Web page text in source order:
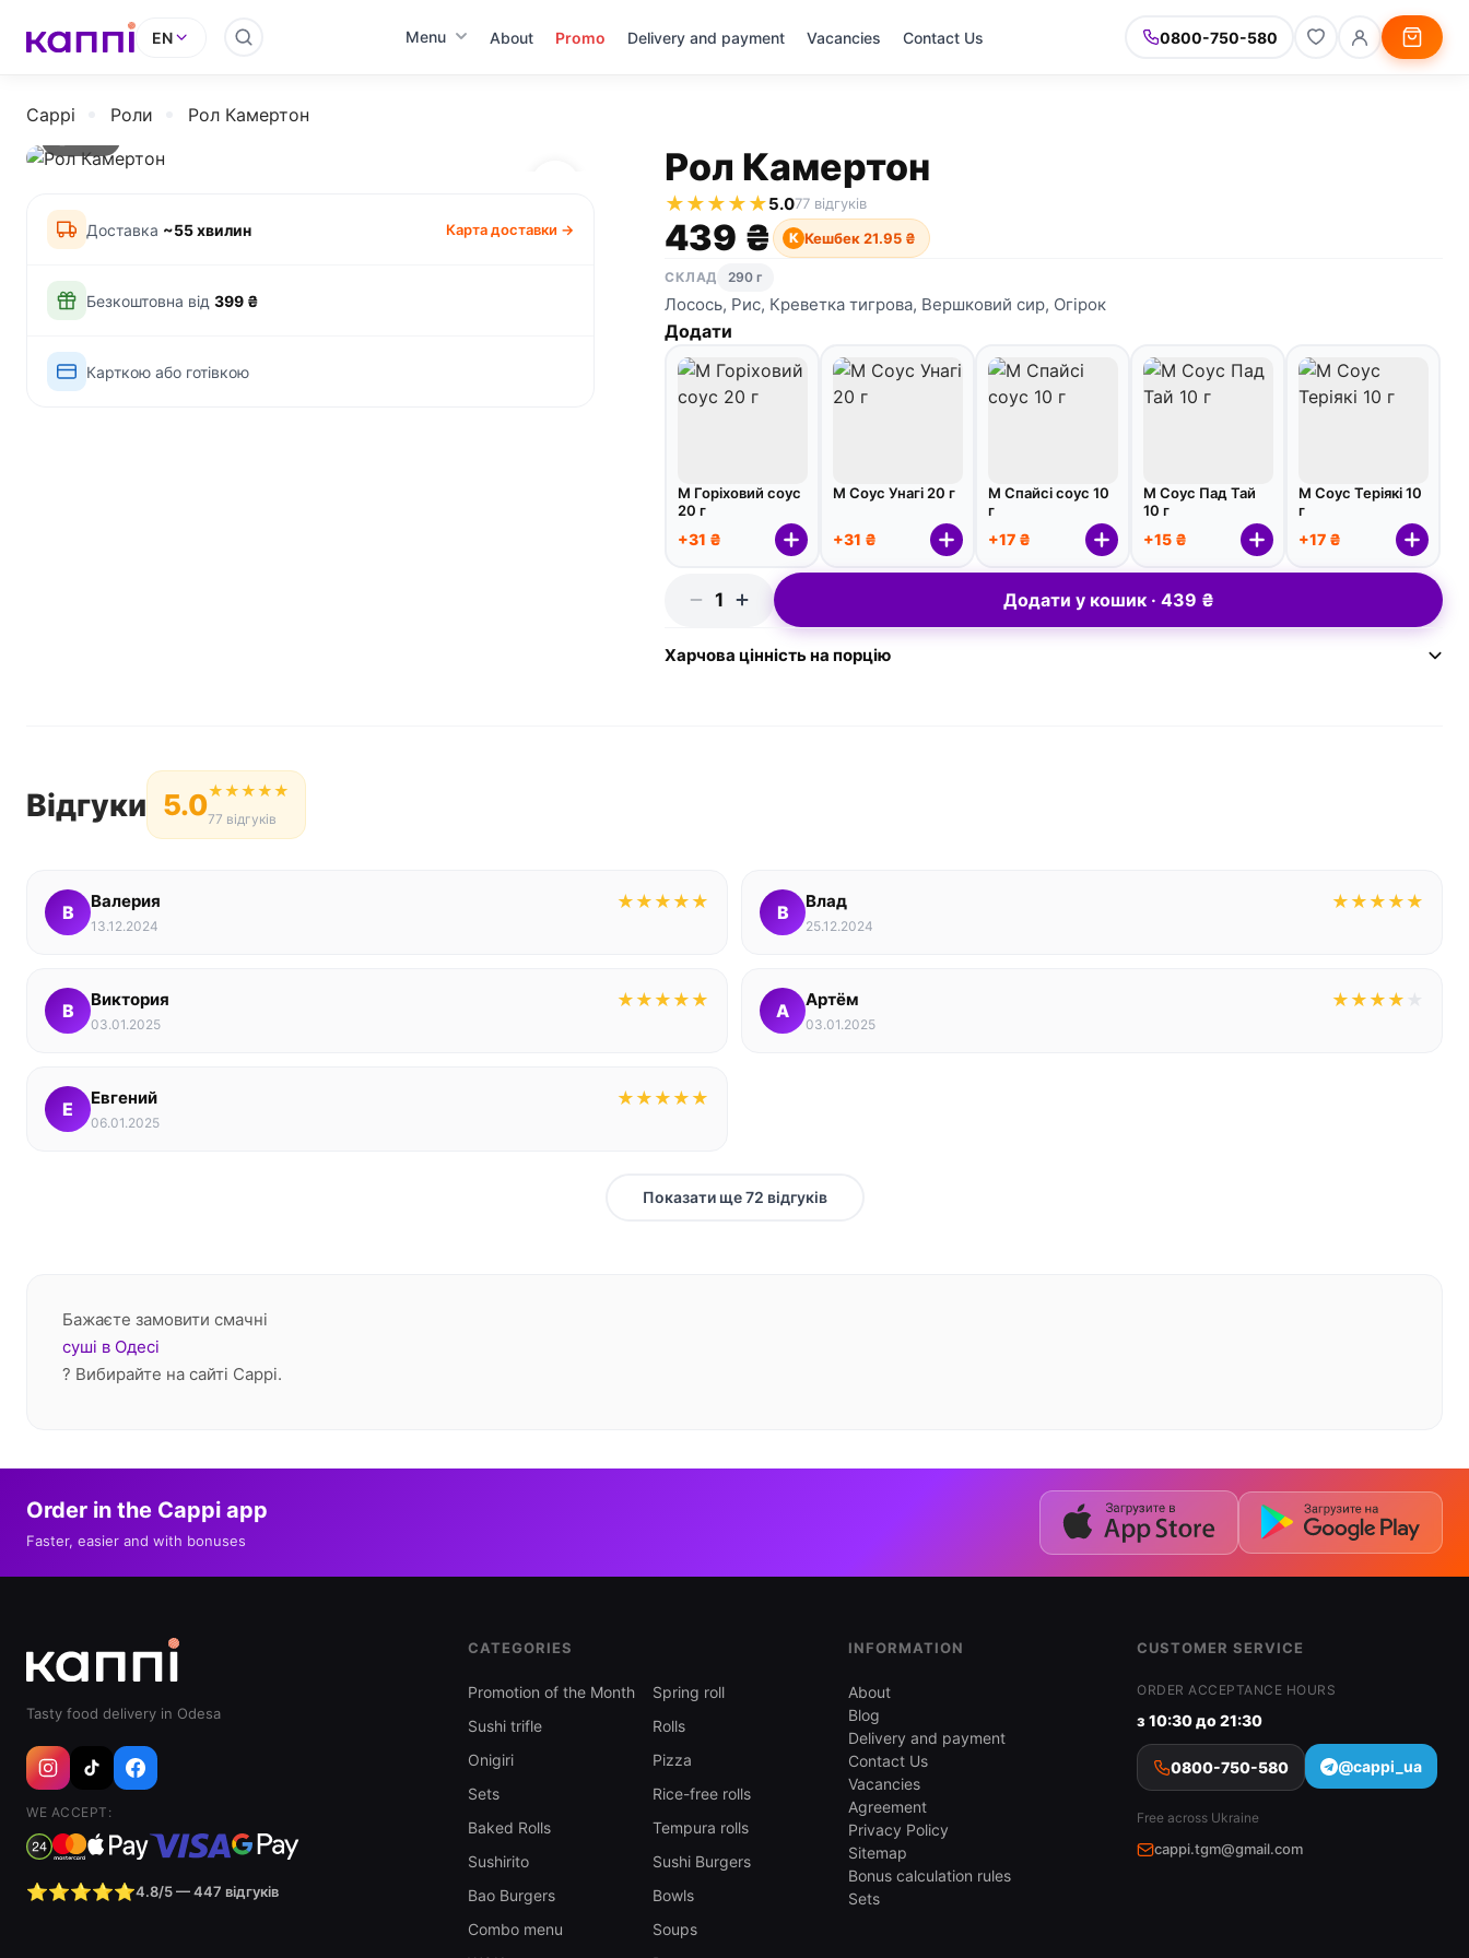
EN Menu About Promo Delivery and payment Vacancies Contact Us 0800-750-580
Cappi Роли Рол Камертон
Доставка ~55 хвилин Карта доставки →
Безкоштовна від 399 ₴
Карткою або готівкою
Рол Камертон
★★★★★5.077 відгуків
439 ₴ К Кешбек 21.95 ₴
СКЛАД 290 г
Лосось, Рис, Креветка тигрова, Вершковий сир, Огірок
Додати
М Горіховий соус
20 г
+31 ₴
М Соус Унагі 20 г
+31 ₴
М Спайсі соус 10
г
+17 ₴
М Соус Пад Тай
10 г
+15 ₴
М Соус Теріякі 10
г
+17 ₴
1 Додати у кошик · 439 ₴
Харчова цінність на порцію
Відгуки 5.0★★★★★
77 відгуків
В
Валерия ★ ★ ★ ★ ★
13.12.2024
В
Влад ★ ★ ★ ★ ★
25.12.2024
В
Виктория ★ ★ ★ ★ ★
03.01.2025
А
Артём ★ ★ ★ ★
03.01.2025
Е
Евгений ★ ★ ★ ★ ★
06.01.2025
Показати ще 72 відгуків
Бажаєте замовити смачні
суші в Одесі
? Вибирайте на сайті Cappi.
Order in the Cappi app
Faster, easier and with bonuses
Tasty food delivery in Odesa
WE ACCEPT:
⭐⭐⭐⭐⭐4.8/5 — 447 відгуків
CATEGORIES
Promotion of the Month
Spring roll
Sushi trifle
Rolls
Onigiri
Pizza
Sets
Rice-free rolls
Baked Rolls
Tempura rolls
Sushirito
Sushi Burgers
Bao Burgers
Bowls
Combo menu
Soups
INFORMATION
About
Blog
Delivery and payment
Contact Us
Vacancies
Agreement
Privacy Policy
Sitemap
Bonus calculation rules
Sets
CUSTOMER SERVICE
ORDER ACCEPTANCE HOURS
з 10:30 до 21:30
0800-750-580 @cappi_ua
Free across Ukraine
cappi.tgm@gmail.com